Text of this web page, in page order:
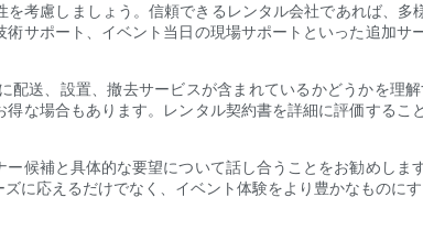
考慮しましょう。信頼できるレンタル会社であれば、
サポート、イベント当日の現場サポートといった追加
配送、設置、撤去サービスが含まれているかどうかを理
な場合もあります。レンタル契約書を詳細に評価する
候補と具体的な要望について話し合うことをお勧めし
に応えるだけでなく、イベント体験をより豊かなものに